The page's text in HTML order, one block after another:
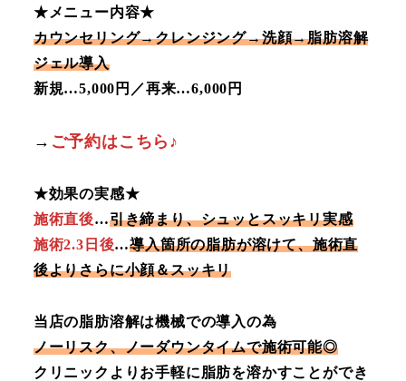
★メニュー内容★
カウンセリング→クレンジング→洗顔→脂肪溶解
ジェル導入
新規…5,000円／再来…6,000円
→ ご予約はこちら♪
★効果の実感★
施術直後…引き締まり、シュッとスッキリ実感
施術2.3日後…導入箇所の脂肪が溶けて、施術直
後よりさらに小顔＆スッキリ
当店の脂肪溶解は機械での導入の為
ノーリスク、ノーダウンタイムで施術可能◎
クリニックよりお手軽に脂肪を溶かすことができ